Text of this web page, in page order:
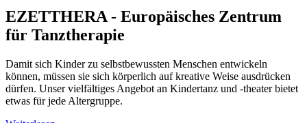
EZETTHERA - Europäisches Zentrum
für Tanztherapie
Damit sich Kinder zu selbstbewussten Menschen entwickeln
können, müssen sie sich körperlich auf kreative Weise ausdrücken
dürfen. Unser vielfältiges Angebot an Kindertanz und -theater bietet
etwas für jede Altergruppe.